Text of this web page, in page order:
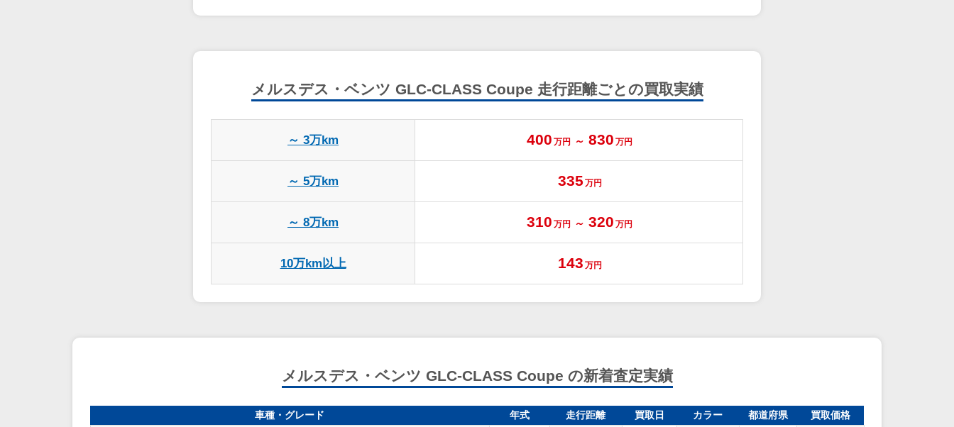
メルスデス・ベンツ GLC-CLASS Coupe 走行距離ごとの買取実績
～ 3万km 400 万円 ～ 830 万円
～ 5万km 335 万円
～ 8万km 310 万円 ～ 320 万円
10万km以上 143 万円
メルスデス・ベンツ GLC-CLASS Coupe の新着査定実績
車種・グレード 年式 走行距離 買取日 カラー 都道府県 買取価格